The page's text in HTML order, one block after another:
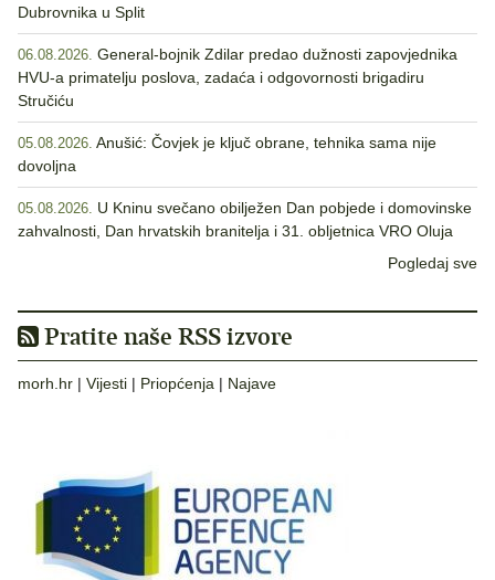
Dubrovnika u Split
06.08.2026. General-bojnik Zdilar predao dužnosti zapovjednika
HVU-a primatelju poslova, zadaća i odgovornosti brigadiru
Stručiću
05.08.2026. Anušić: Čovjek je ključ obrane, tehnika sama nije
dovoljna
05.08.2026. U Kninu svečano obilježen Dan pobjede i domovinske
zahvalnosti, Dan hrvatskih branitelja i 31. obljetnica VRO Oluja
Pogledaj sve
Pratite naše RSS izvore
morh.hr | Vijesti | Priopćenja | Najave